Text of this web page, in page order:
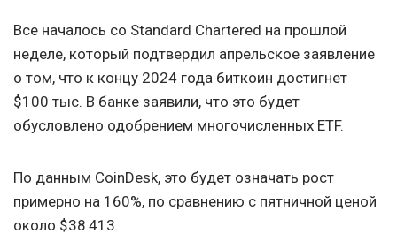
Все началось со Standard Chartered на прошлой
неделе, который подтвердил апрельское заявление
о том, что к концу 2024 года биткоин достигнет
$100 тыс. В банке заявили, что это будет
обусловлено одобрением многочисленных ETF.
По данным CoinDesk, это будет означать рост
примерно на 160%, по сравнению с пятничной ценой
около $38 413.